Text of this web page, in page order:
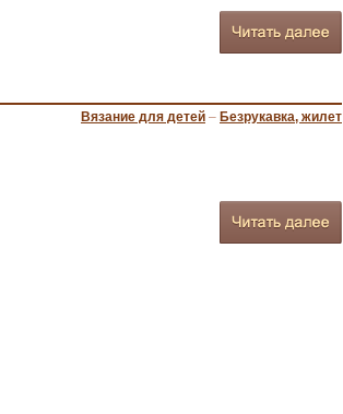
Вязание для детей – Безрукавка, жилет